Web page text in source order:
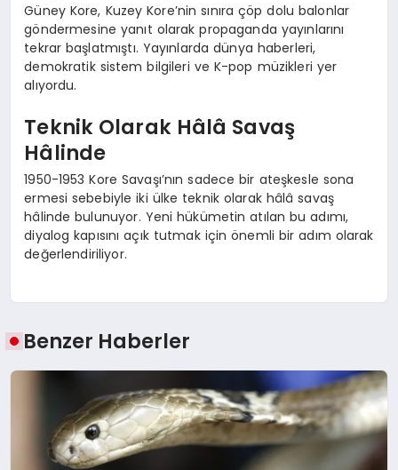
Güney Kore, Kuzey Kore’nin sınıra çöp dolu balonlar
göndermesine yanıt olarak propaganda yayınlarını
tekrar başlatmıştı. Yayınlarda dünya haberleri,
demokratik sistem bilgileri ve K-pop müzikleri yer
alıyordu.
Teknik Olarak Hâlâ Savaş
Hâlinde
1950-1953 Kore Savaşı’nın sadece bir ateşkesle sona
ermesi sebebiyle iki ülke teknik olarak hâlâ savaş
hâlinde bulunuyor. Yeni hükümetin atılan bu adımı,
diyalog kapısını açık tutmak için önemli bir adım olarak
değerlendiriliyor.
Benzer Haberler